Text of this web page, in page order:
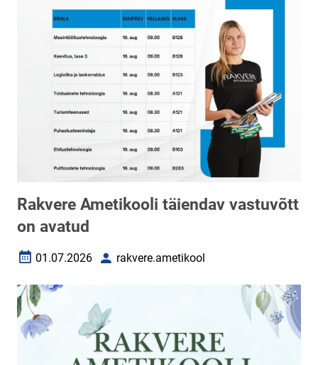
Rakvere Ametikooli täiendav vastuvõtt
on avatud
Loomise kuupäev
01.07.2026 Autorrakvere.ametikool